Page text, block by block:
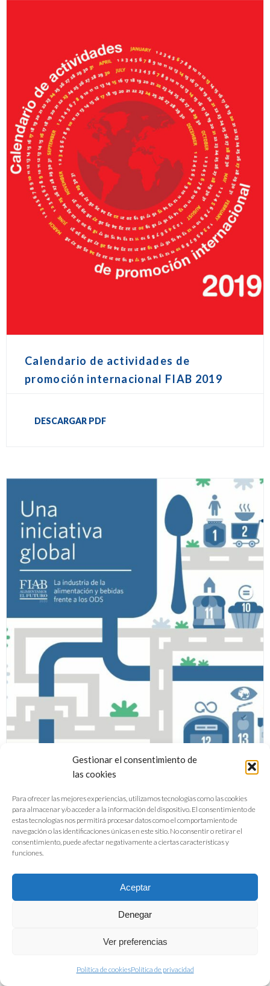
Gestionar el consentimiento de
las cookies
Para ofrecer las mejores experiencias, utilizamos tecnologías como las cookies
para almacenar y/o acceder a la información del dispositivo. El consentimiento de
estas tecnologías nos permitirá procesar datos como el comportamiento de
navegación o las identificaciones únicas en este sitio. No consentir o retirar el
consentimiento, puede afectar negativamente a ciertas características y
funciones.
Aceptar
Denegar
Ver preferencias
Política de cookiesPolítica de privacidad
Calendario de actividades de
promoción internacional FIAB 2019
DESCARGAR PDF
Una iniciativa global: la industria de
alimentación y bebidas frente a los
ODS